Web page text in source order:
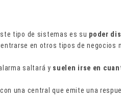
tipo de sistemas es su poder
en otros tipos de negocios
saltará y suelen irse en
una central que emite una